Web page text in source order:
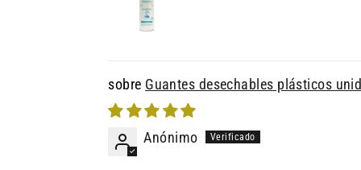
Guantes desechables plásticos
Anónimo